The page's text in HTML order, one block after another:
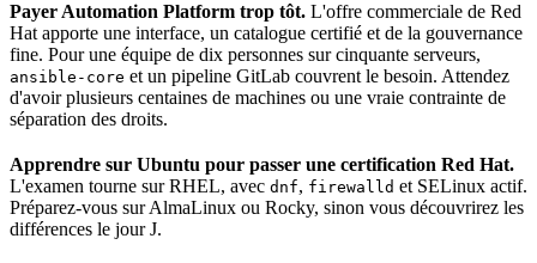
Payer Automation Platform trop tôt. L'offre commerciale de Red
Hat apporte une interface, un catalogue certifié et de la gouvernance
fine. Pour une équipe de dix personnes sur cinquante serveurs,
ansible-core et un pipeline GitLab couvrent le besoin. Attendez
d'avoir plusieurs centaines de machines ou une vraie contrainte de
séparation des droits.
Apprendre sur Ubuntu pour passer une certification Red Hat.
L'examen tourne sur RHEL, avec dnf, firewalld et SELinux actif.
Préparez-vous sur AlmaLinux ou Rocky, sinon vous découvrirez les
différences le jour J.